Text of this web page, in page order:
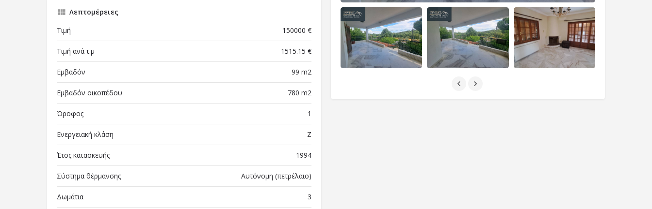
Λεπτομέρειες
Τιμή
150000 €
Τιμή ανά τ.μ 1515.15 €
Εμβαδόν 99 m2
Εμβαδόν οικοπέδου 780 m2
Όροφος 1
Ενεργειακή κλάση Ζ
Έτος κατασκευής 1994
Σύστημα θέρμανσης Αυτόνομη (πετρέλαιο)
Δωμάτια 3